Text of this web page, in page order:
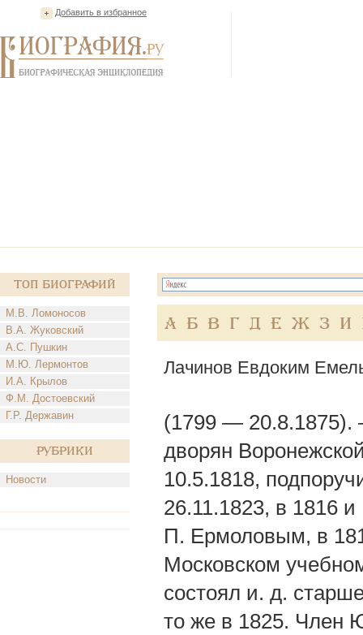
Добавить в избранное
Топ Биографий
М.В. Ломоносов
В.А. Жуковский
А.С. Пушкин
М.Ю. Лермонтов
И.А. Крылов
Ф.М. Достоевский
Г.Р. Державин
Рубрики
Новости
А Б В Г Д Е Ж З И
Лачинов Евдоким
(1799 — 20.8.1875).
дворян
10.5.1818,
26.11.1823, в 1816
П. Ермоловым, в
Московском
состоял и. д.
то же в 1825. Член